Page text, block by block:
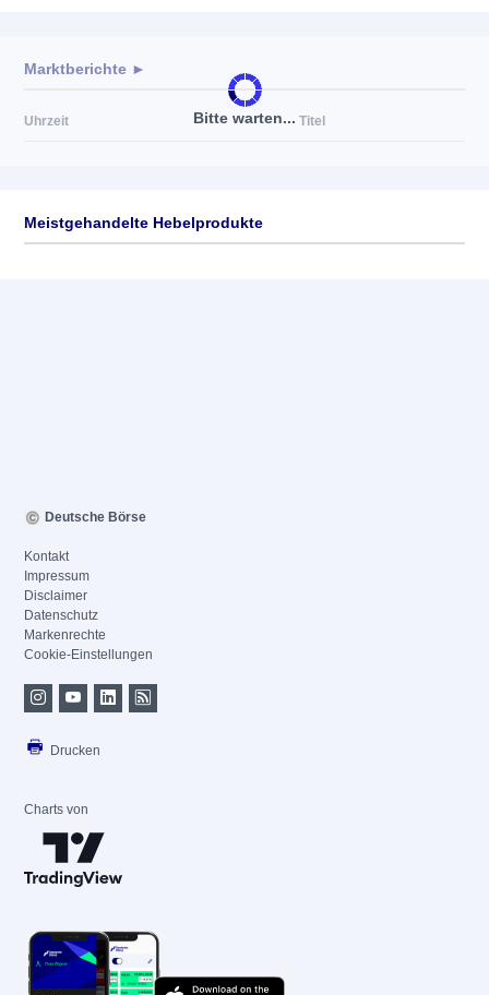
Bitte warten...
Marktberichte ►
Uhrzeit Titel
Meistgehandelte Hebelprodukte
Deutsche Börse
Kontakt
Impressum
Disclaimer
Datenschutz
Markenrechte
Cookie-Einstellungen
Drucken
Charts von